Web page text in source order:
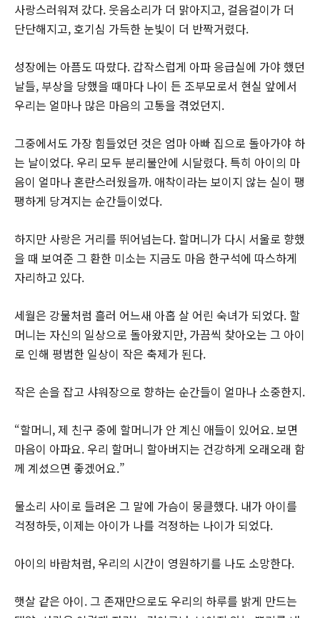
사랑스러워져 갔다. 웃음소리가 더 맑아지고, 걸음걸이가 더
단단해지고, 호기심 가득한 눈빛이 더 반짝거렸다.
성장에는 아픔도 따랐다. 갑작스럽게 아파 응급실에 가야 했던
날들, 부상을 당했을 때마다 나이 든 조부모로서 현실 앞에서
우리는 얼마나 많은 마음의 고통을 겪었던지.
그중에서도 가장 힘들었던 것은 엄마 아빠 집으로 돌아가야 하
는 날이었다. 우리 모두 분리불안에 시달렸다. 특히 아이의 마
음이 얼마나 혼란스러웠을까. 애착이라는 보이지 않는 실이 팽
팽하게 당겨지는 순간들이었다.
하지만 사랑은 거리를 뛰어넘는다. 할머니가 다시 서울로 향했
을 때 보여준 그 환한 미소는 지금도 마음 한구석에 따스하게
자리하고 있다.
세월은 강물처럼 흘러 어느새 아홉 살 어린 숙녀가 되었다. 할
머니는 자신의 일상으로 돌아왔지만, 가끔씩 찾아오는 그 아이
로 인해 평범한 일상이 작은 축제가 된다.
작은 손을 잡고 샤워장으로 향하는 순간들이 얼마나 소중한지.
“할머니, 제 친구 중에 할머니가 안 계신 애들이 있어요. 보면
마음이 아파요. 우리 할머니 할아버지는 건강하게 오래오래 함
께 계셨으면 좋겠어요.”
물소리 사이로 들려온 그 말에 가슴이 뭉클했다. 내가 아이를
걱정하듯, 이제는 아이가 나를 걱정하는 나이가 되었다.
아이의 바람처럼, 우리의 시간이 영원하기를 나도 소망한다.
햇살 같은 아이. 그 존재만으로도 우리의 하루를 밝게 만드는